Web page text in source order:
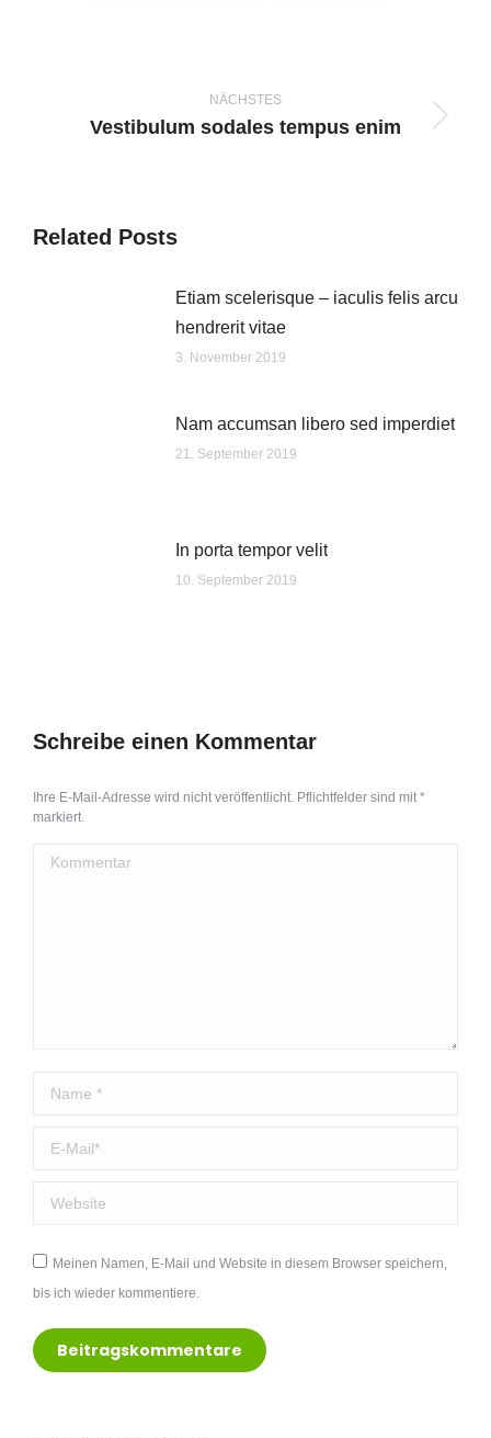
NÄCHSTES
Nächster
Vestibulum sodales tempus enim
Related Posts
Etiam scelerisque – iaculis felis arcu
hendrerit vitae
3. November 2019
Nam accumsan libero sed imperdiet
21. September 2019
In porta tempor velit
10. September 2019
Schreibe einen Kommentar
Ihre E-Mail-Adresse wird nicht veröffentlicht. Pflichtfelder sind mit*
markiert.
Kommentar
Name *
E-Mail *
Website
Meinen Namen, E-Mail und Website in diesem Browser speichern,
bis ich wieder kommentiere.
Beitragskommentare